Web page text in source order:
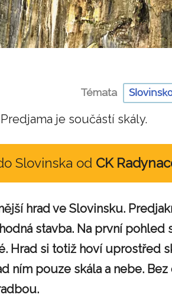
Témata
je součástí skály.
Slovinska od CK
hrad ve Slovinsku.
stavba. Na první pohled
Hrad si totiž hoví uprostřed
ním pouze skála a nebe. Bez